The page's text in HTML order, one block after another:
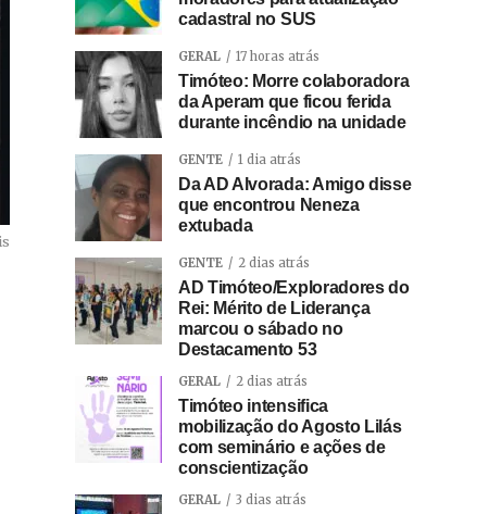
cadastral no SUS
GERAL 17 horas atrás
Timóteo: Morre colaboradora
da Aperam que ficou ferida
durante incêndio na unidade
GENTE 1 dia atrás
Da AD Alvorada: Amigo disse
que encontrou Neneza
extubada
GENTE 2 dias atrás
AD Timóteo/Exploradores do
Rei: Mérito de Liderança
marcou o sábado no
Destacamento 53
GERAL 2 dias atrás
Timóteo intensifica
mobilização do Agosto Lilás
com seminário e ações de
conscientização
GERAL 3 dias atrás